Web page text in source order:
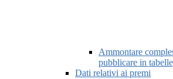
Ammontare
pubblicare in
Dati relativi ai premi